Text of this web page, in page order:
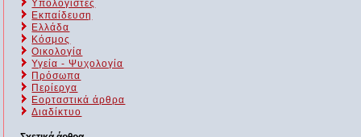
Υπολογιστές
Εκπαίδευση
Ελλάδα
Κόσμος
Οικολογία
Υγεία - Ψυχολογία
Πρόσωπα
Περίεργα
Εορταστικά άρθρα
Διαδίκτυο